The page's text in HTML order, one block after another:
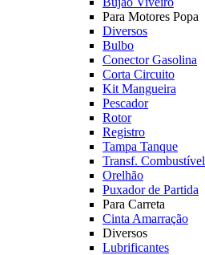
Para Motores Popa
Diversos
Bulbo
Conector Gasolina
Corta Circuito
Kit Mangueira
Pescador
Rotor
Registro
Tampa Tanque
Transf. Combustível
Orelhão
Puxador de Partida
Para Carreta
Cinta Amarração
Diversos
Lubrificantes